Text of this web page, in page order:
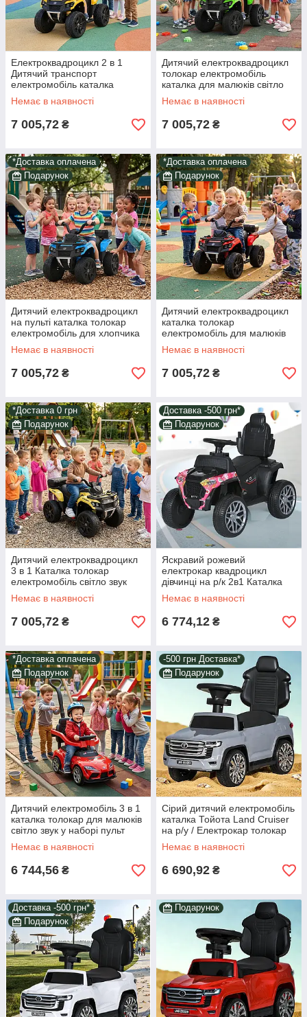
Електроквадроцикл 2 в 1
Дитячий транспорт
електромобіль каталка
толокар світло звук дим у
наборі пульт і подарунок
Немає в наявності
7 005,72 ₴
Дитячий електроквадроцикл
толокар електромобіль
каталка для малюків світло
звук дим пульт у комплекті з
подарунком
Немає в наявності
7 005,72 ₴
*Доставка оплачена
Подарунок
Дитячий електроквадроцикл
на пульті каталка толокар
електромобіль для хлопчика
світло звук дим у наборі
подарунок
Немає в наявності
7 005,72 ₴
*Доставка оплачена
Подарунок
Дитячий електроквадроцикл
каталка толокар
електромобіль для малюків
світло звук дим В комплекті
пульт і подарунок
Немає в наявності
7 005,72 ₴
*Доставка 0 грн
Подарунок
Дитячий електроквадроцикл
3 в 1 Каталка толокар
електромобіль світло звук
пульт квадроцикл у наборі з
подарунком
Немає в наявності
7 005,72 ₴
Доставка -500 грн*
Подарунок
Яскравий рожевий
електрокар квадроцикл
дівчинці на р/к 2в1 Каталка
толокар з ручкою Квадробайк
їде 3 км/год Музика
Немає в наявності
6 774,12 ₴
*Доставка оплачена
Подарунок
Дитячий електромобіль 3 в 1
каталка толокар для малюків
світло звук у наборі пульт
батьківська ручка подарунок
Немає в наявності
6 744,56 ₴
-500 грн Доставка*
Подарунок
Сірий дитячий електромобіль
каталка Тойота Land Cruiser
на р/у / Електрокар толокар
для дітей 3в1 музика Ручка
Немає в наявності
6 690,92 ₴
Доставка -500 грн*
Подарунок
Подарунок